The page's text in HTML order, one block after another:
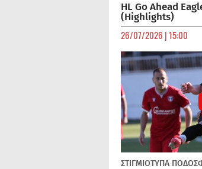
HL Go Ahead
(Highlights)
26/07/2026 | 15:00
ΣΤΙΓΜΙΟΤΥΠΑ